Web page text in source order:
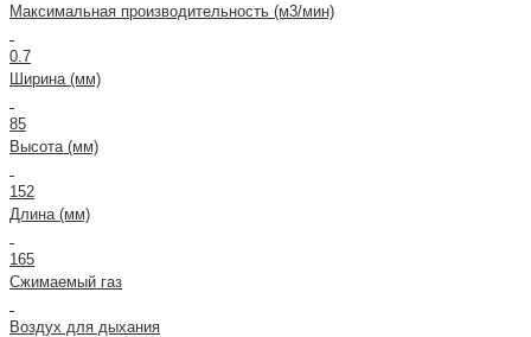
Максимальная производительность (м3/мин)
0.7
Ширина (мм)
85
Высота (мм)
152
Длина (мм)
165
Сжимаемый газ
Воздух для дыхания